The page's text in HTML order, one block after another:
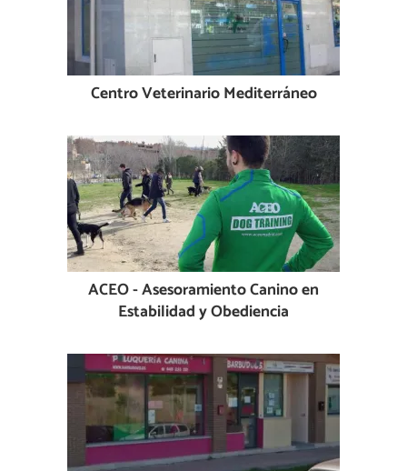
Centro Veterinario Mediterráneo
ACEO - Asesoramiento Canino en
Estabilidad y Obediencia